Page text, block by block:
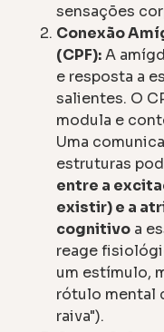
sensações
Conexão
(CPF):A
e resposta a
salientes. O
modula e
Uma
estruturas
entre a
existir) e a
cognitivo a
reage
um estímulo,
rótulo mental
raiva").